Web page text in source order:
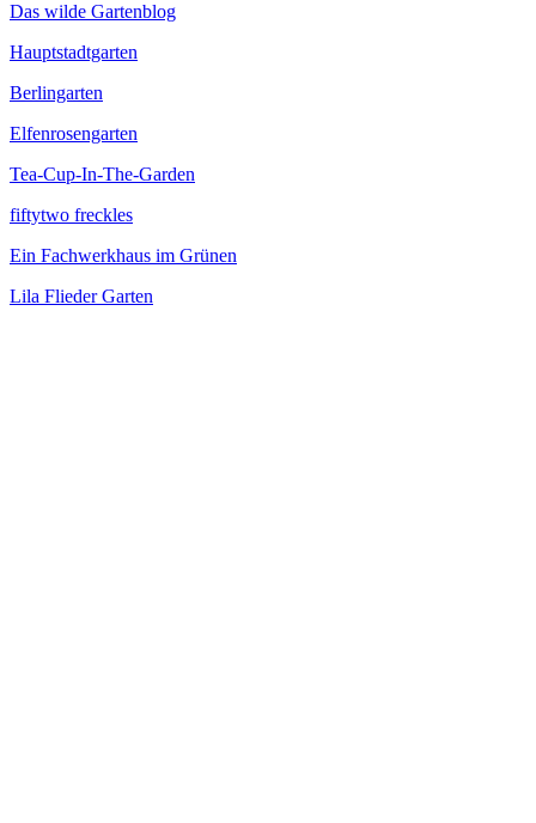
Das wilde Gartenblog
Hauptstadtgarten
Berlingarten
Elfenrosengarten
Tea-Cup-In-The-Garden
fiftytwo freckles
Ein Fachwerkhaus im Grünen
Lila Flieder Garten